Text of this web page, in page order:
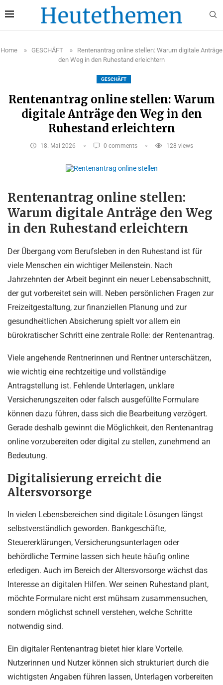
Home » GESCHÄFT »
Rentenantrag online stellen: Warum digitale Anträge
den Weg in den Ruhestand erleichtern
GESCHÄFT
Rentenantrag online stellen: Warum
digitale Anträge den Weg in den
Ruhestand erleichtern
18. Mai 2026 0 comments 128 views
Rentenantrag online stellen:
Warum digitale Anträge den Weg
in den Ruhestand erleichtern
Der Übergang vom Berufsleben in den Ruhestand ist für
viele Menschen ein wichtiger Meilenstein. Nach
Jahrzehnten der Arbeit beginnt ein neuer Lebensabschnitt,
der gut vorbereitet sein will. Neben persönlichen Fragen zur
Freizeitgestaltung, zur finanziellen Planung und zur
gesundheitlichen Absicherung spielt vor allem ein
bürokratischer Schritt eine zentrale Rolle: der Rentenantrag.
Viele angehende Rentnerinnen und Rentner unterschätzen,
wie wichtig eine rechtzeitige und vollständige
Antragstellung ist. Fehlende Unterlagen, unklare
Versicherungszeiten oder falsch ausgefüllte Formulare
können dazu führen, dass sich die Bearbeitung verzögert.
Gerade deshalb gewinnt die Möglichkeit, den Rentenantrag
online vorzubereiten oder digital zu stellen, zunehmend an
Bedeutung.
Digitalisierung erreicht die
Altersvorsorge
In vielen Lebensbereichen sind digitale Lösungen längst
selbstverständlich geworden. Bankgeschäfte,
Steuererklärungen, Versicherungsunterlagen oder
behördliche Termine lassen sich heute häufig online
erledigen. Auch im Bereich der Altersvorsorge wächst das
Interesse an digitalen Hilfen. Wer seinen Ruhestand plant,
möchte Formulare nicht erst mühsam zusammensuchen,
sondern möglichst schnell verstehen, welche Schritte
notwendig sind.
Ein digitaler Rentenantrag bietet hier klare Vorteile.
Nutzerinnen und Nutzer können sich strukturiert durch die
wichtigsten Angaben führen lassen, Unterlagen vorbereiten